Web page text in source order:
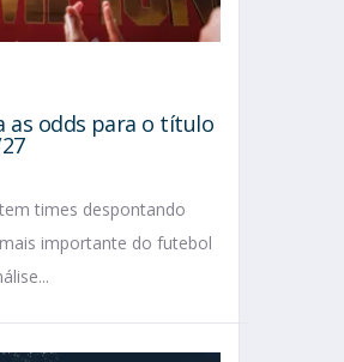
as odds para o título
times despontando
importante do futebol